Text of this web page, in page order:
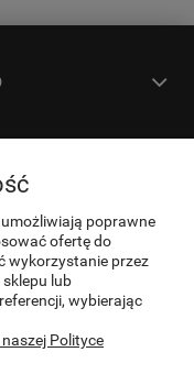
poprawne
ofertę do
wykorzystanie przez
lub
wybierając
Polityce